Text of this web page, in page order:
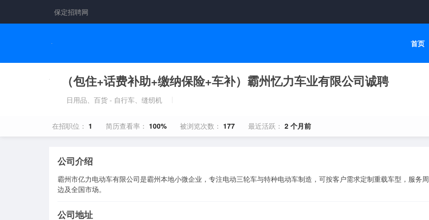
保定招聘网
首页
（包住+话费补助+缴纳保险+车补）霸州忆力车业有限公司诚聘
日用品、百货 - 自行车、缝纫机
在招职位： 1 简历查看率： 100% 被浏览次数： 177 最近活跃： 2 个月前
公司介绍
霸州市亿力电动车有限公司是霸州本地小微企业，专注电动三轮车与特种电动车制造，可按客户需求定制重载车型，服务周
边及全国市场。
公司地址